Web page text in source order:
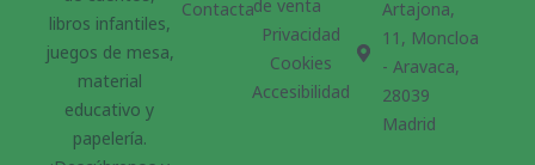
libros infantiles,
juegos de mesa,
material
educativo y
papelería.
Contactade venta
Privacidad
Cookies
Accesibilidad
Artajona,
11, Moncloa
- Aravaca,
28039
Madrid